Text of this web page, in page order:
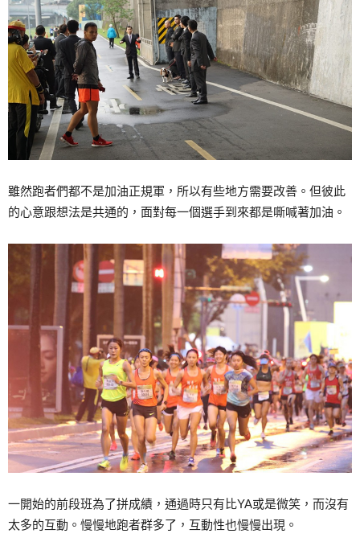
雖然跑者們都不是加油正規軍，所以有些地方需要改善。但彼此
的心意跟想法是共通的，面對每一個選手到來都是嘶喊著加油。
一開始的前段班為了拼成績，通過時只有比YA或是微笑，而沒有
太多的互動。慢慢地跑者群多了，互動性也慢慢出現。